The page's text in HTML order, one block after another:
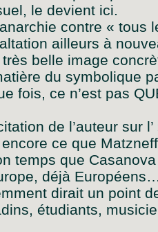
le devient ici.
contre « tous
ailleurs à
très belle image
du symbolique
fois, ce n’est pas
de l’auteur sur
ce que
temps que
déjà
dirait un point
étudiants,